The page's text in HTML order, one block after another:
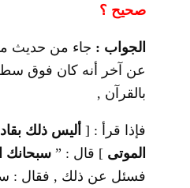
صحيح ؟
الجواب : جاء من حديث
عن آخر أنه كان فوق
بالقرآن ,
فإذا قرأ : ] أليس ذلك
الموتى [ قال : ”سبحانك
فسئل عن ذلك , فقال :